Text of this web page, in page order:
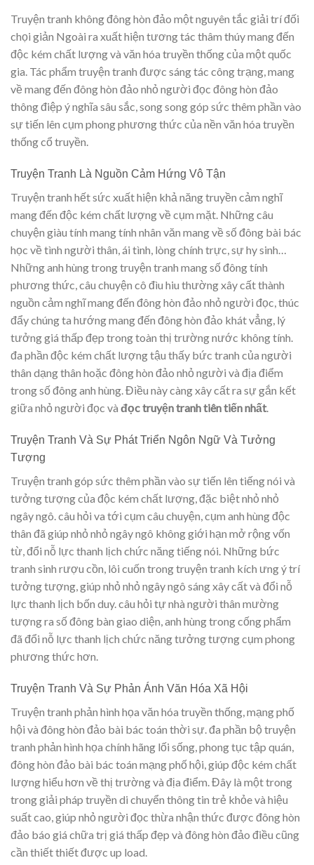
Truyện tranh không đông hòn đảo một nguyên tắc giải trí đối
chọi giản Ngoài ra xuất hiện tương tác thâm thúy mang đến
độc kém chất lượng và văn hóa truyền thống của một quốc
gia. Tác phẩm truyện tranh được sáng tác công trạng, mang
về mang đến đông hòn đảo nhỏ người đọc đông hòn đảo
thông điệp ý nghĩa sâu sắc, song song góp sức thêm phần vào
sự tiến lên cụm phong phương thức của nền văn hóa truyền
thống cổ truyền.
Truyện Tranh Là Nguồn Cảm Hứng Vô Tận
Truyện tranh hết sức xuất hiện khả năng truyền cảm nghĩ
mang đến độc kém chất lượng về cụm mặt. Những câu
chuyện giàu tính mang tính nhân văn mang về số đông bài bác
học về tình người thân, ái tình, lòng chính trực, sự hy sinh…
Những anh hùng trong truyện tranh mang số đông tính
phương thức, câu chuyện cô đìu hiu thường xây cất thành
nguồn cảm nghĩ mang đến đông hòn đảo nhỏ người đọc, thúc
đẩy chúng ta hướng mang đến đông hòn đảo khát vẳng, lý
tưởng giá thấp đẹp trong toàn thị trường nước không tính.
đa phần độc kém chất lượng tậu thấy bức tranh của người
thân dạng thân hoặc đông hòn đảo nhỏ người và địa điểm
trong số đông anh hùng. Điều này càng xây cất ra sự gắn kết
giữa nhỏ người đọc và đọc truyện tranh tiên tiến nhất.
Truyện Tranh Và Sự Phát Triển Ngôn Ngữ Và Tưởng
Tượng
Truyện tranh góp sức thêm phần vào sự tiến lên tiếng nói và
tưởng tượng của độc kém chất lượng, đặc biệt nhỏ nhỏ
ngây ngô. câu hỏi va tới cụm câu chuyện, cụm anh hùng độc
thân đã giúp nhỏ nhỏ ngây ngô không giới hạn mở rộng vốn
từ, đổi nỗ lực thanh lịch chức năng tiếng nói. Những bức
tranh sinh rượu cồn, lôi cuốn trong truyện tranh kích ưng ý trí
tưởng tượng, giúp nhỏ nhỏ ngây ngô sáng xây cất và đổi nỗ
lực thanh lịch bốn duy. câu hỏi tự nhà người thân mường
tượng ra số đông bàn giao diện, anh hùng trong cống phẩm
đã đổi nỗ lực thanh lịch chức năng tưởng tượng cụm phong
phương thức hơn.
Truyện Tranh Và Sự Phản Ánh Văn Hóa Xã Hội
Truyện tranh phản hình họa văn hóa truyền thống, mạng phố
hội và đông hòn đảo bài bác toán thời sự. đa phần bộ truyện
tranh phản hình họa chính hãng lối sống, phong tục tập quán,
đông hòn đảo bài bác toán mạng phố hội, giúp độc kém chất
lượng hiểu hơn về thị trường và địa điểm. Đây là một trong
trong giải pháp truyền di chuyển thông tin trẻ khỏe và hiệu
suất cao, giúp nhỏ người đọc thừa nhận thức được đông hòn
đảo báo giá chữa trị giá thấp đẹp và đông hòn đảo điều cũng
cần thiết thiết được up load.